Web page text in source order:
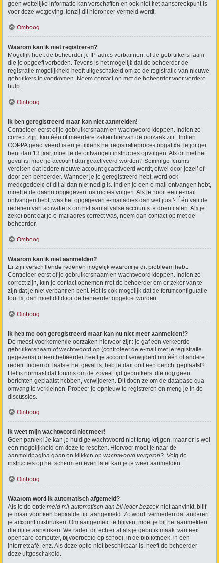
geen wettelijke informatie kan verschaffen en ook niet het aanspreekpunt is
voor deze wetgeving, tenzij dit hieronder vermeld wordt.
Omhoog
Waarom kan ik niet registreren?
Mogelijk heeft de beheerder je IP-adres verbannen, of de gebruikersnaam
die je opgeeft verboden. Tevens is het mogelijk dat de beheerder de
registratie mogelijkheid heeft uitgeschakeld om zo de registratie van nieuwe
gebruikers te voorkomen. Neem contact op met de beheerder voor verdere
hulp.
Omhoog
Ik ben geregistreerd maar kan niet aanmelden!
Controleer eerst of je gebruikersnaam en wachtwoord kloppen. Indien ze
correct zijn, kan één of meerdere zaken hiervan de oorzaak zijn. Indien
COPPA geactiveerd is en je tijdens het registratieproces opgaf dat je jonger
bent dan 13 jaar, moet je de ontvangen instructies opvolgen. Als dit niet het
geval is, moet je account dan geactiveerd worden? Sommige forums
vereisen dat iedere nieuwe account geactiveerd wordt, ofwel door jezelf of
door een beheerder. Wanneer je je geregistreerd hebt, werd ook
medegedeeld of dit al dan niet nodig is. Indien je een e-mail ontvangen hebt,
moet je de daarin opgegeven instructies volgen. Als je nooit een e-mail
ontvangen hebt, was het opgegeven e-mailadres dan wel juist? Één van de
redenen van activatie is om het aantal valse accounts te doen dalen. Als je
zeker bent dat je e-mailadres correct was, neem dan contact op met de
beheerder.
Omhoog
Waarom kan ik niet aanmelden?
Er zijn verschillende redenen mogelijk waarom je dit probleem hebt.
Controleer eerst of je gebruikersnaam en wachtwoord kloppen. Indien ze
correct zijn, kun je contact opnemen met de beheerder om er zeker van te
zijn dat je niet verbannen bent. Het is ook mogelijk dat de forumconfiguratie
fout is, dan moet dit door de beheerder opgelost worden.
Omhoog
Ik heb me ooit geregistreerd maar kan nu niet meer aanmelden!?
De meest voorkomende oorzaken hiervoor zijn: je gaf een verkeerde
gebruikersnaam of wachtwoord op (controleer de e-mail met je registratie
gegevens) of een beheerder heeft je account verwijderd om één of andere
reden. Indien dit laatste het geval is, heb je dan ooit een bericht geplaatst?
Het is normaal dat forums om de zoveel tijd gebruikers, die nog geen
berichten geplaatst hebben, verwijderen. Dit doen ze om de database qua
omvang te verkleinen. Probeer je opnieuw te registreren en meng je in de
discussies.
Omhoog
Ik weet mijn wachtwoord niet meer!
Geen paniek! Je kan je huidige wachtwoord niet terug krijgen, maar er is wel
een mogelijkheid om deze te resetten. Hiervoor moet je naar de
aanmeldpagina gaan en klikken op wachtwoord vergeten?. Volg de
instructies op het scherm en even later kan je je weer aanmelden.
Omhoog
Waarom word ik automatisch afgemeld?
Als je de optie meld mij automatisch aan bij ieder bezoek niet aanvinkt, blijf
je maar voor een bepaalde tijd aangemeld. Zo wordt vermeden dat anderen
je account misbruiken. Om aangemeld te blijven, moet je bij het aanmelden
die optie aanvinken. We raden dit echter af als je gebruik maakt van een
openbare computer, bijvoorbeeld op school, in de bibliotheek, in een
internetcafé, enz. Als deze optie niet beschikbaar is, heeft de beheerder
deze uitgeschakeld.